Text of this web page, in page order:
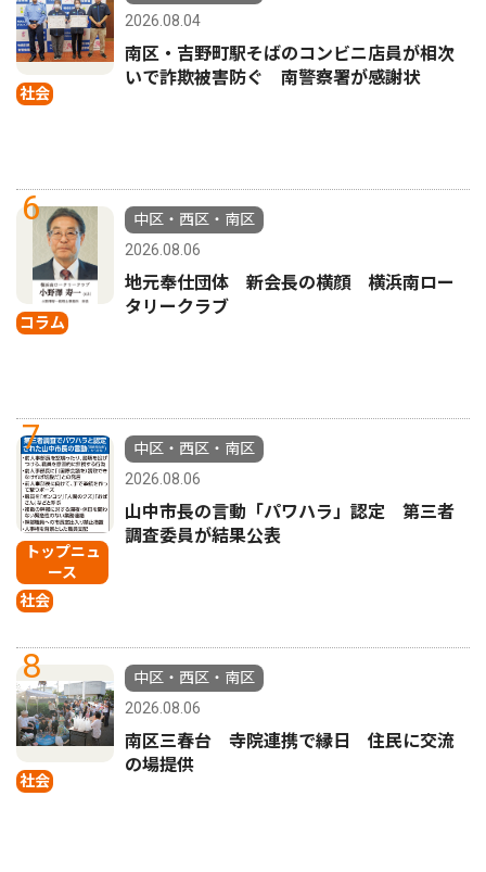
社会
2026.08.04
南区・吉野町駅そばのコンビニ店員が相次
いで詐欺被害防ぐ 南警察署が感謝状
6
コラム
中区・西区・南区
2026.08.06
地元奉仕団体 新会長の横顔 横浜南ロー
タリークラブ
7
トップニュ
ース
社会
中区・西区・南区
2026.08.06
山中市長の言動「パワハラ」認定 第三者
調査委員が結果公表
8
社会
中区・西区・南区
2026.08.06
南区三春台 寺院連携で縁日 住民に交流
の場提供